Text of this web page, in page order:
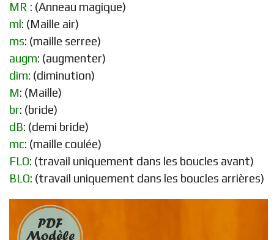
MR : (Anneau magique)
ml: (Maille air)
ms: (maille serree)
augm: (augmenter)
dim: (diminution)
M: (Maille)
br: (bride)
dB: (demi bride)
mc: (maille coulée)
FLO: (travail uniquement dans les boucles avant)
BLO: (travail uniquement dans les boucles arrières)